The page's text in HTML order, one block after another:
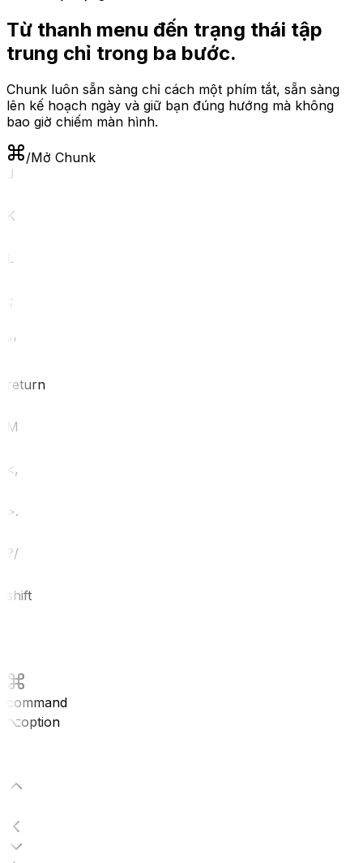
Từ thanh menu đến trạng thái tập
trung chỉ trong ba bước.
Chunk luôn sẵn sàng chỉ cách một phím tắt, sẵn sàng
lên kế hoạch ngày và giữ bạn đúng hướng mà không
bao giờ chiếm màn hình.
/Mở Chunk
J
K
L
;
" '
return
M
<,
>.
?/
shift
command
⌥option